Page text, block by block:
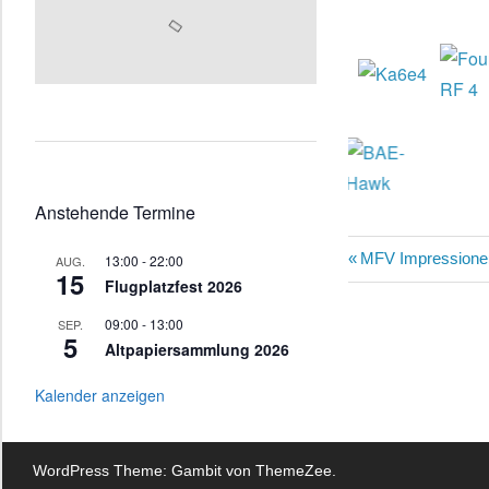
Vorheriger
Beitrag:
MFV
Anstehende Termine
AUG.
15
13:00 -22:00
Flugplatzfest 2026
SEP.
5
09:00 - 13:00
Altpapiersammlung 2026
Kalender anzeigen
WordPress Theme: Gambit von ThemeZee.